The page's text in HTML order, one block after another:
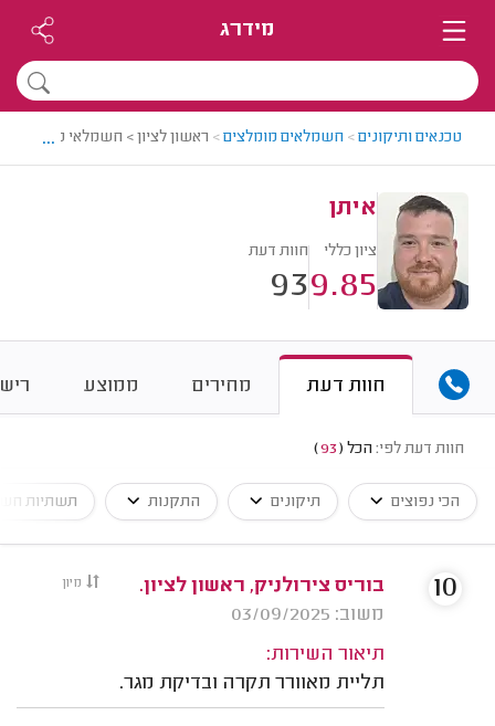
מידרג
טכנאים ותיקונים> חשמלאים מומלצים> ראשון לציון > חשמלאי מומלץ -
...
איתן
ציון כללי
9.85
חוות דעת
93
חוות דעת מחירים ממוצע
חוות דעת לפי: הכל (
93
)
הכי נפוצים תיקונים התקנות תשתיות
מיון
בוריס צירולניק, ראשון לציון.
משוב: 03/09/2025
תיאור השירות:
תליית מאוורר תקרה ובדיקת מגר.
10